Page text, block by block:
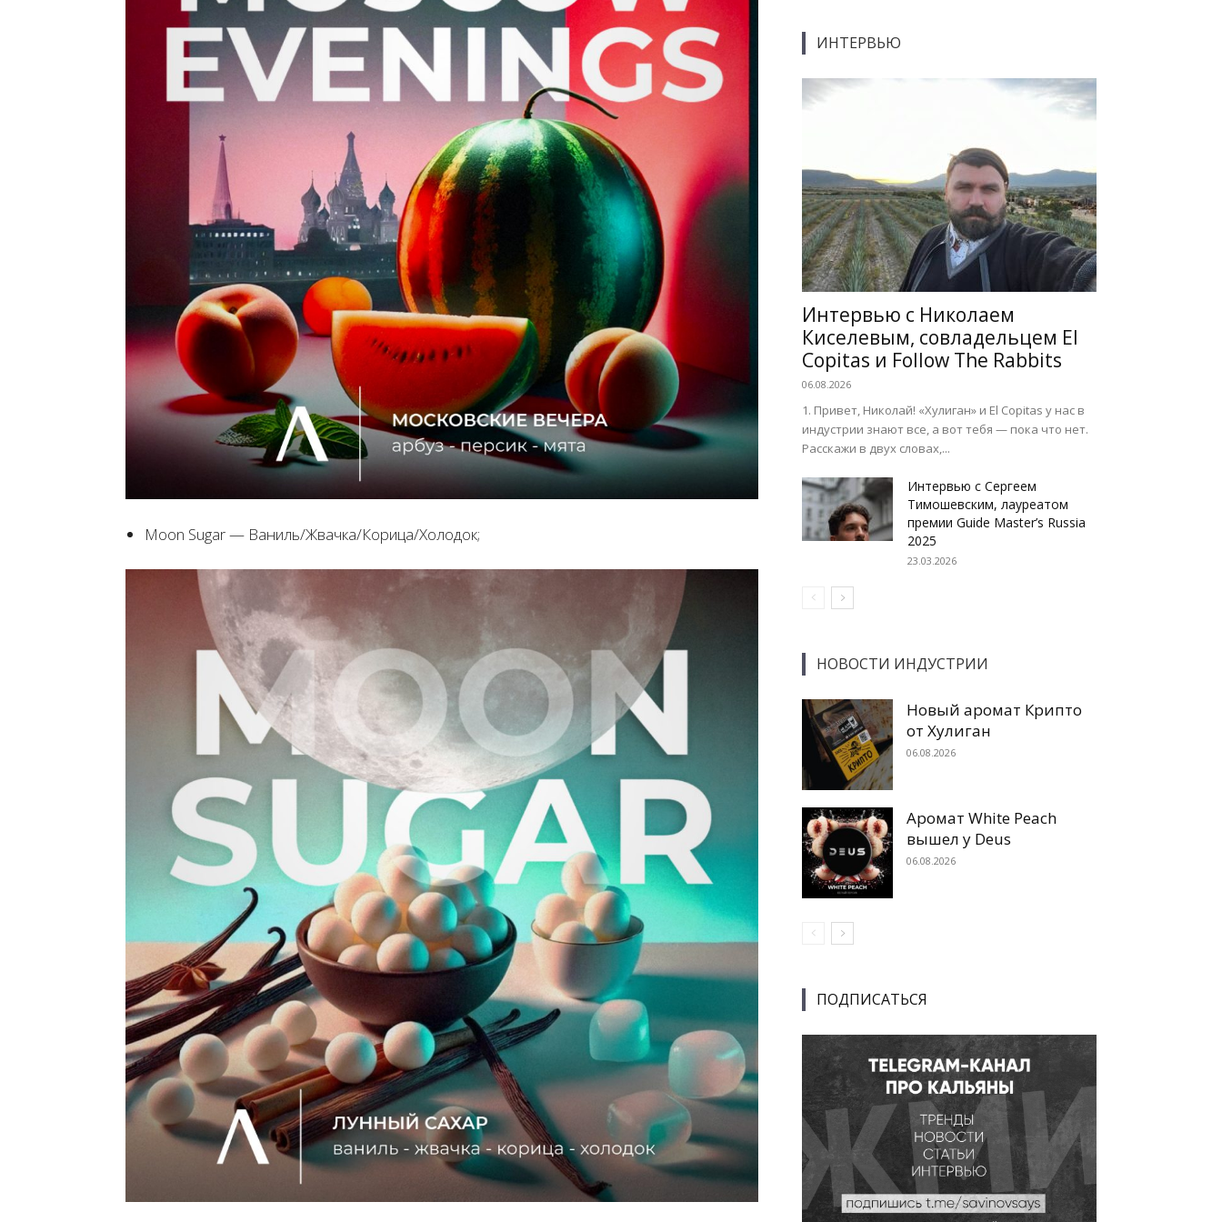
Moon Sugar — Ваниль/Жвачка/Корица/Холодок;
ИНТЕРВЬЮ
Интервью с Николаем
Киселевым, совладельцем El
Copitas и Follow The Rabbits
06.08.2026
1. Привет, Николай! «Хулиган» и El Copitas у нас в
индустрии знают все, а вот тебя — пока что нет.
Расскажи в двух словах,...
Интервью с Сергеем
Тимошевским, лауреатом
премии Guide Master’s Russia
2025
23.03.2026
НОВОСТИ ИНДУСТРИИ
Новый аромат Крипто
от Хулиган
06.08.2026
Аромат White Peach
вышел у Deus
06.08.2026
ПОДПИСАТЬСЯ